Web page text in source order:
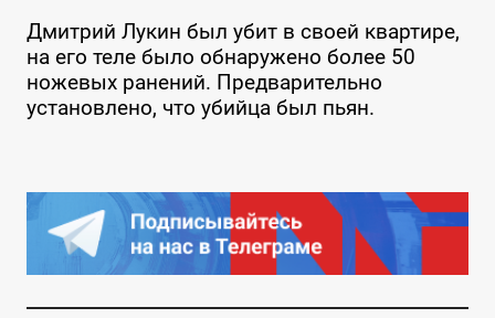
Дмитрий Лукин был убит в своей квартире,
на его теле было обнаружено более 50
ножевых ранений. Предварительно
установлено, что убийца был пьян.